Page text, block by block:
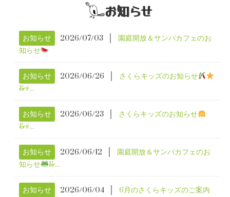
お知らせ
お知らせ 2026/07/03
園庭開放＆サンバカフェのお
知らせ
お知らせ 2026/06/26
さくらキッズのお知らせ
&#...
お知らせ 2026/06/23
さくらキッズのお知らせ
‍&#...
お知らせ 2026/06/12
園庭開放＆サンバカフェのお
知らせ
&...
お知らせ 2026/06/04
6月のさくらキッズのご案内